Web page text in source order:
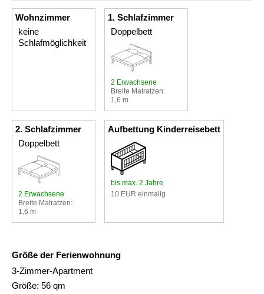
Wohnzimmer
keine
Schlafmöglichkeit
1. Schlafzimmer
Doppelbett
2 Erwachsene
Breite Matratzen:
1,6 m
2. Schlafzimmer
Doppelbett
2 Erwachsene
Breite Matratzen:
1,6 m
Aufbettung Kinderreisebett
bis max. 2 Jahre
10 EUR einmalig
Größe der Ferienwohnung
3-Zimmer-Apartment
Größe: 56 qm